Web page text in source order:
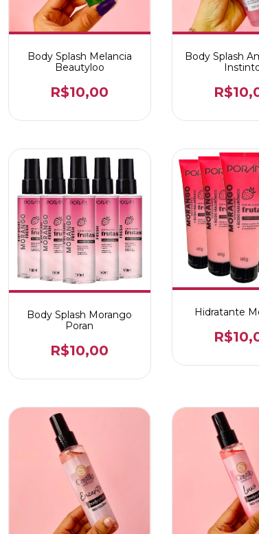
Body Splash Melancia
Beautyloo
R$10,00
Body Splash
Body Splash Morango
Poran
R$10,00
Hidratante